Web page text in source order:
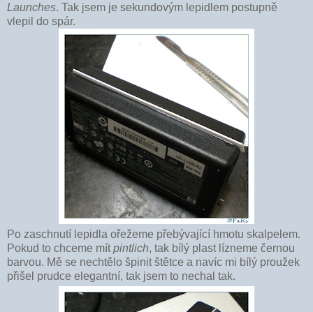
Launches. Tak jsem je sekundovým lepidlem postupně
vlepil do spár.
Po zaschnutí lepidla ořežeme přebývající hmotu skalpelem.
Pokud to chceme mít pintlich, tak bílý plast lízneme černou
barvou. Mě se nechtělo špinit štětce a navíc mi bílý proužek
přišel prudce elegantní, tak jsem to nechal tak.